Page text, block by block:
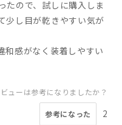
たので、試しに購入しま
少し目が乾きやすい気が
和感がなく装着しやすい
ューは参考になりましたか？
参考になった 2